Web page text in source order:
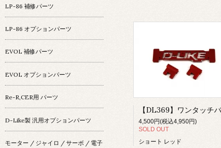
4,500円(税込4,950円)
SOLD OUT
ショート レッド
LP-86 補修パーツ
LP-86 オプションパーツ
EVOL 補修パーツ
EVOL オプションパーツ
Re-R,CER用 パーツ
D-Like製 汎用オプションパーツ
モーター / ジャイロ / サーボ / 電子